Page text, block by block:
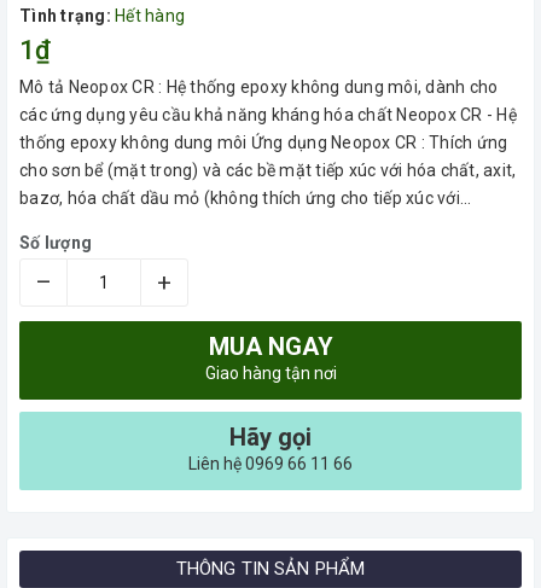
Tình trạng: Hết hàng
1₫
Mô tả Neopox CR : Hệ thống epoxy không dung môi, dành cho
các ứng dụng yêu cầu khả năng kháng hóa chất Neopox CR - Hệ
thống epoxy không dung môi Ứng dụng Neopox CR : Thích ứng
cho sơn bể (mặt trong) và các bề mặt tiếp xúc với hóa chất, axit,
bazơ, hóa chất dầu mỏ (không thích ứng cho tiếp xúc với...
Số lượng
– +
MUA NGAY
Giao hàng tận nơi
Hãy gọi
Liên hệ 0969 66 11 66
THÔNG TIN SẢN PHẨM